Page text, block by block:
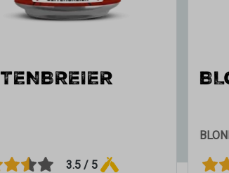
3.5 / 5
BLOND